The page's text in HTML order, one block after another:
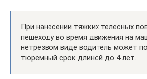
При нанесении тяжких телесных
пешеходу во время движения на
нетрезвом виде водитель может
тюремный срок длиной до 4 лет.